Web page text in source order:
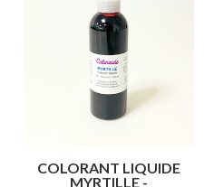
COLORANT LIQUIDE
MYRTILLE -